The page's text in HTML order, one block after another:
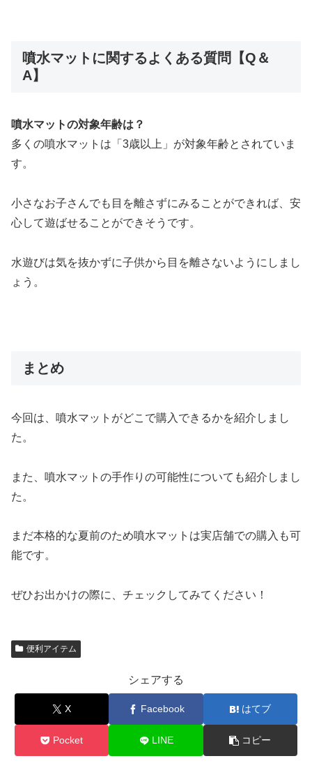
噴水マットに関するよくある質問【Q＆
A】
噴水マットの対象年齢は？
多くの噴水マットは「3歳以上」が対象年齢とされていま
す。
小さなお子さんでも目を離さずにみることができれば、安
心して遊ばせることができそうです。
水遊びは気を抜かずに子供から目を離さないようにしまし
ょう。
まとめ
今回は、噴水マットがどこで購入できるかを紹介しまし
た。
また、噴水マットの手作りの可能性についても紹介しまし
た。
まだ本格的な夏前のため噴水マットは実店舗での購入も可
能です。
ぜひお出かけの際に、チェックしてみてください！
便利アイテム
シェアする
X Facebook はてブ
Pocket LINE コピー